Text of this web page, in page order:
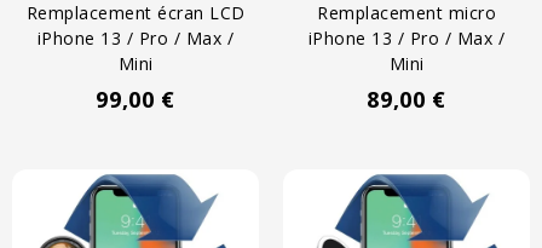
Remplacement écran LCD
iPhone 13 / Pro / Max /
Mini
99,00 €
Remplacement micro
iPhone 13 / Pro / Max /
Mini
89,00 €